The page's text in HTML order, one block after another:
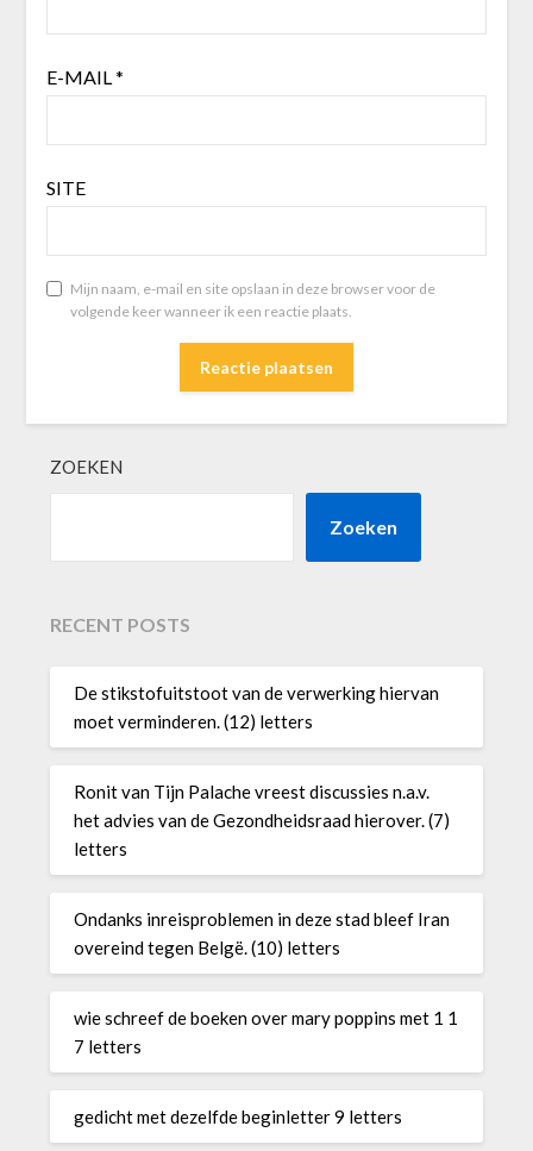
E-MAIL*
SITE
Mijn naam, e-mail en site opslaan in deze browser voor de
volgende keer wanneer ik een reactie plaats.
ZOEKEN
Zoeken
RECENT POSTS
De stikstofuitstoot van de verwerking hiervan
moet verminderen. (12) letters
Ronit van Tijn Palache vreest discussies n.a.v.
het advies van de Gezondheidsraad hierover. (7)
letters
Ondanks inreisproblemen in deze stad bleef Iran
overeind tegen Belgë. (10) letters
wie schreef de boeken over mary poppins met 1 1
7 letters
gedicht met dezelfde beginletter 9 letters